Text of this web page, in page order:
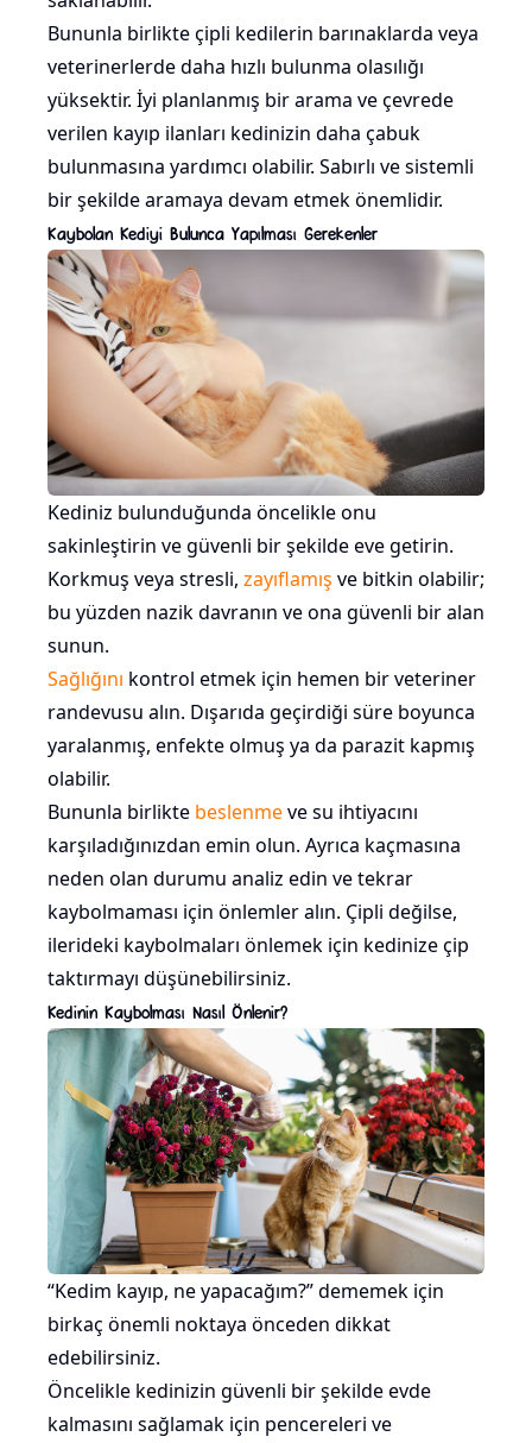
Bununla birlikte çipli kedilerin barınaklarda veya
veterinerlerde daha hızlı bulunma olasılığı
yüksektir. İyi planlanmış bir arama ve çevrede
verilen kayıp ilanları kedinizin daha çabuk
bulunmasına yardımcı olabilir. Sabırlı ve sistemli
bir şekilde aramaya devam etmek önemlidir.
Kaybolan Kediyi Bulunca Yapılması Gerekenler
Kediniz bulunduğunda öncelikle onu
sakinleştirin ve güvenli bir şekilde eve getirin.
Korkmuş veya stresli, zayıflamış ve bitkin olabilir;
bu yüzden nazik davranın ve ona güvenli bir alan
sunun.
Sağlığını kontrol etmek için hemen bir veteriner
randevusu alın. Dışarıda geçirdiği süre boyunca
yaralanmış, enfekte olmuş ya da parazit kapmış
olabilir.
Bununla birlikte beslenmeve su ihtiyacını
karşıladığınızdan emin olun. Ayrıca kaçmasına
neden olan durumu analiz edin ve tekrar
kaybolmaması için önlemler alın. Çipli değilse,
ilerideki kaybolmaları önlemek için kedinize çip
taktırmayı düşünebilirsiniz.
Kedinin Kaybolması Nasıl Önlenir?
“Kedim kayıp, ne yapacağım?” dememek için
birkaç önemli noktaya önceden dikkat
edebilirsiniz.
Öncelikle kedinizin güvenli bir şekilde evde
kalmasını sağlamak için pencereleri ve